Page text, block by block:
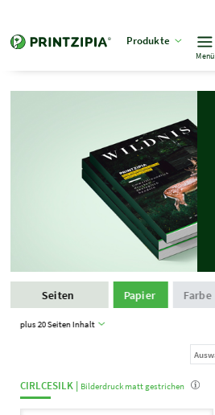
Produkte
Menü
Seiten
plus 20 Seiten Inhalt
Papier Farbe
CIRLCESILK | Bilderdruck matt gestrichen